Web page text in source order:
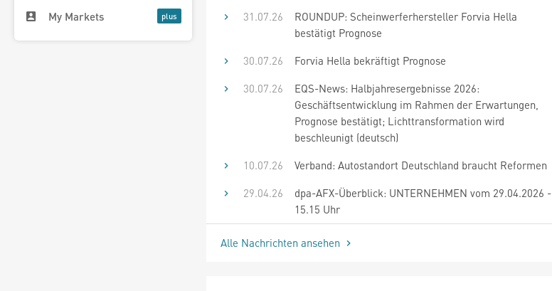
My Markets 31.07.26
ROUNDUP: Scheinwerferhersteller Forvia Hella
bestätigt Prognose
30.07.26
Forvia Hella bekräftigt Prognose
30.07.26
EQS-News: Halbjahresergebnisse 2026:
Geschäftsentwicklung im Rahmen der Erwartungen,
Prognose bestätigt; Lichttransformation wird
beschleunigt (deutsch)
10.07.26
Verband: Autostandort Deutschland braucht Reformen
29.04.26
dpa-AFX-Überblick: UNTERNEHMEN vom 29.04.2026 -
15.15 Uhr
Alle Nachrichten ansehen